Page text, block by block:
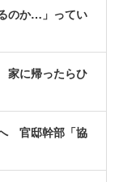
のか…」ってい
家に帰ったらひ
官邸幹部「協